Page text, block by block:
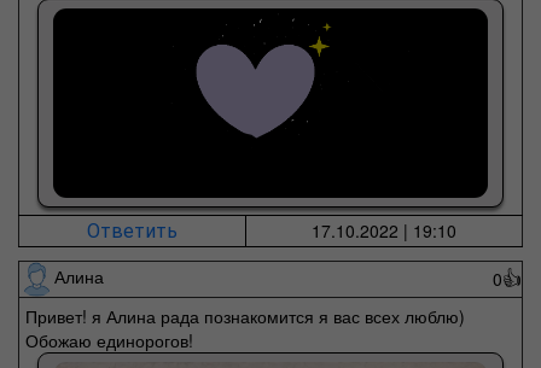
Ответить
17.10.2022 | 19:10
Алина
0👍
Привет! я Алина рада познакомится я вас всех люблю)
Обожаю единорогов!